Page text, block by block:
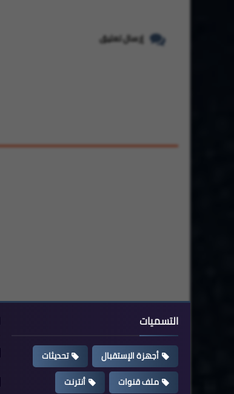
إرسال تعليق
التسميات
أجهزة الإستقبال
تحديثات
ملف قنوات
أنترنت